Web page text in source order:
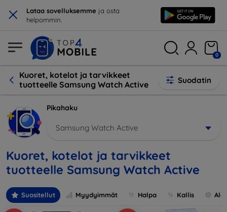
× Lataa sovelluksemme ja osta
helpommin.
0
Kuoret, kotelot ja tarvikkeet
tuotteelle Samsung Watch Active
Suodatin
Pikahaku
Samsung Watch Active
Kuoret, kotelot ja tarvikkeet
tuotteelle Samsung Watch Active
Suositellut Myydyimmät Halpa Kallis